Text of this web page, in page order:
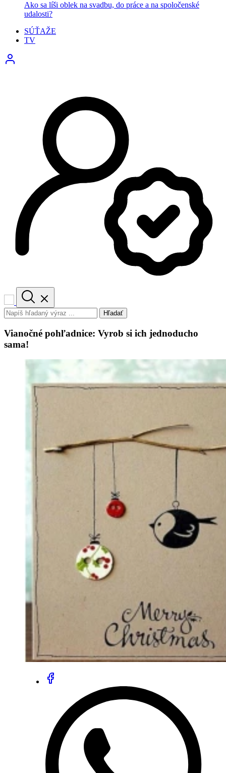
Ako sa líši oblek na svadbu, do práce a na spoločenské
udalosti?
SÚŤAŽE
TV
Hľadať
Vianočné pohľadnice: Vyrob si ich jednoducho
sama!